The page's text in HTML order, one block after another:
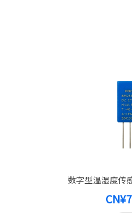
数字型温湿度传